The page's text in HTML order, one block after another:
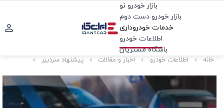
بازار خودرو نو
بازار خودرو دست دوم
خدمات خودروداری
اطلاعات خودرو
باشگاه مشتریان
خانه اطلاعات خودرو اخبار و مقالات پیشنهاد سردبیر